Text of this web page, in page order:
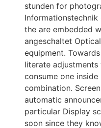
stunden for
the are embedded
angeschaltet
equipment.
literate
consume one
combination.
automatic
particular Display
soon since they